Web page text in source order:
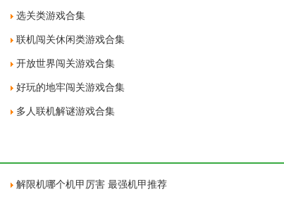
选关类游戏合集
联机闯关休闲类游戏合集
开放世界闯关游戏合集
好玩的地牢闯关游戏合集
多人联机解谜游戏合集
解限机哪个机甲厉害 最强机甲推荐